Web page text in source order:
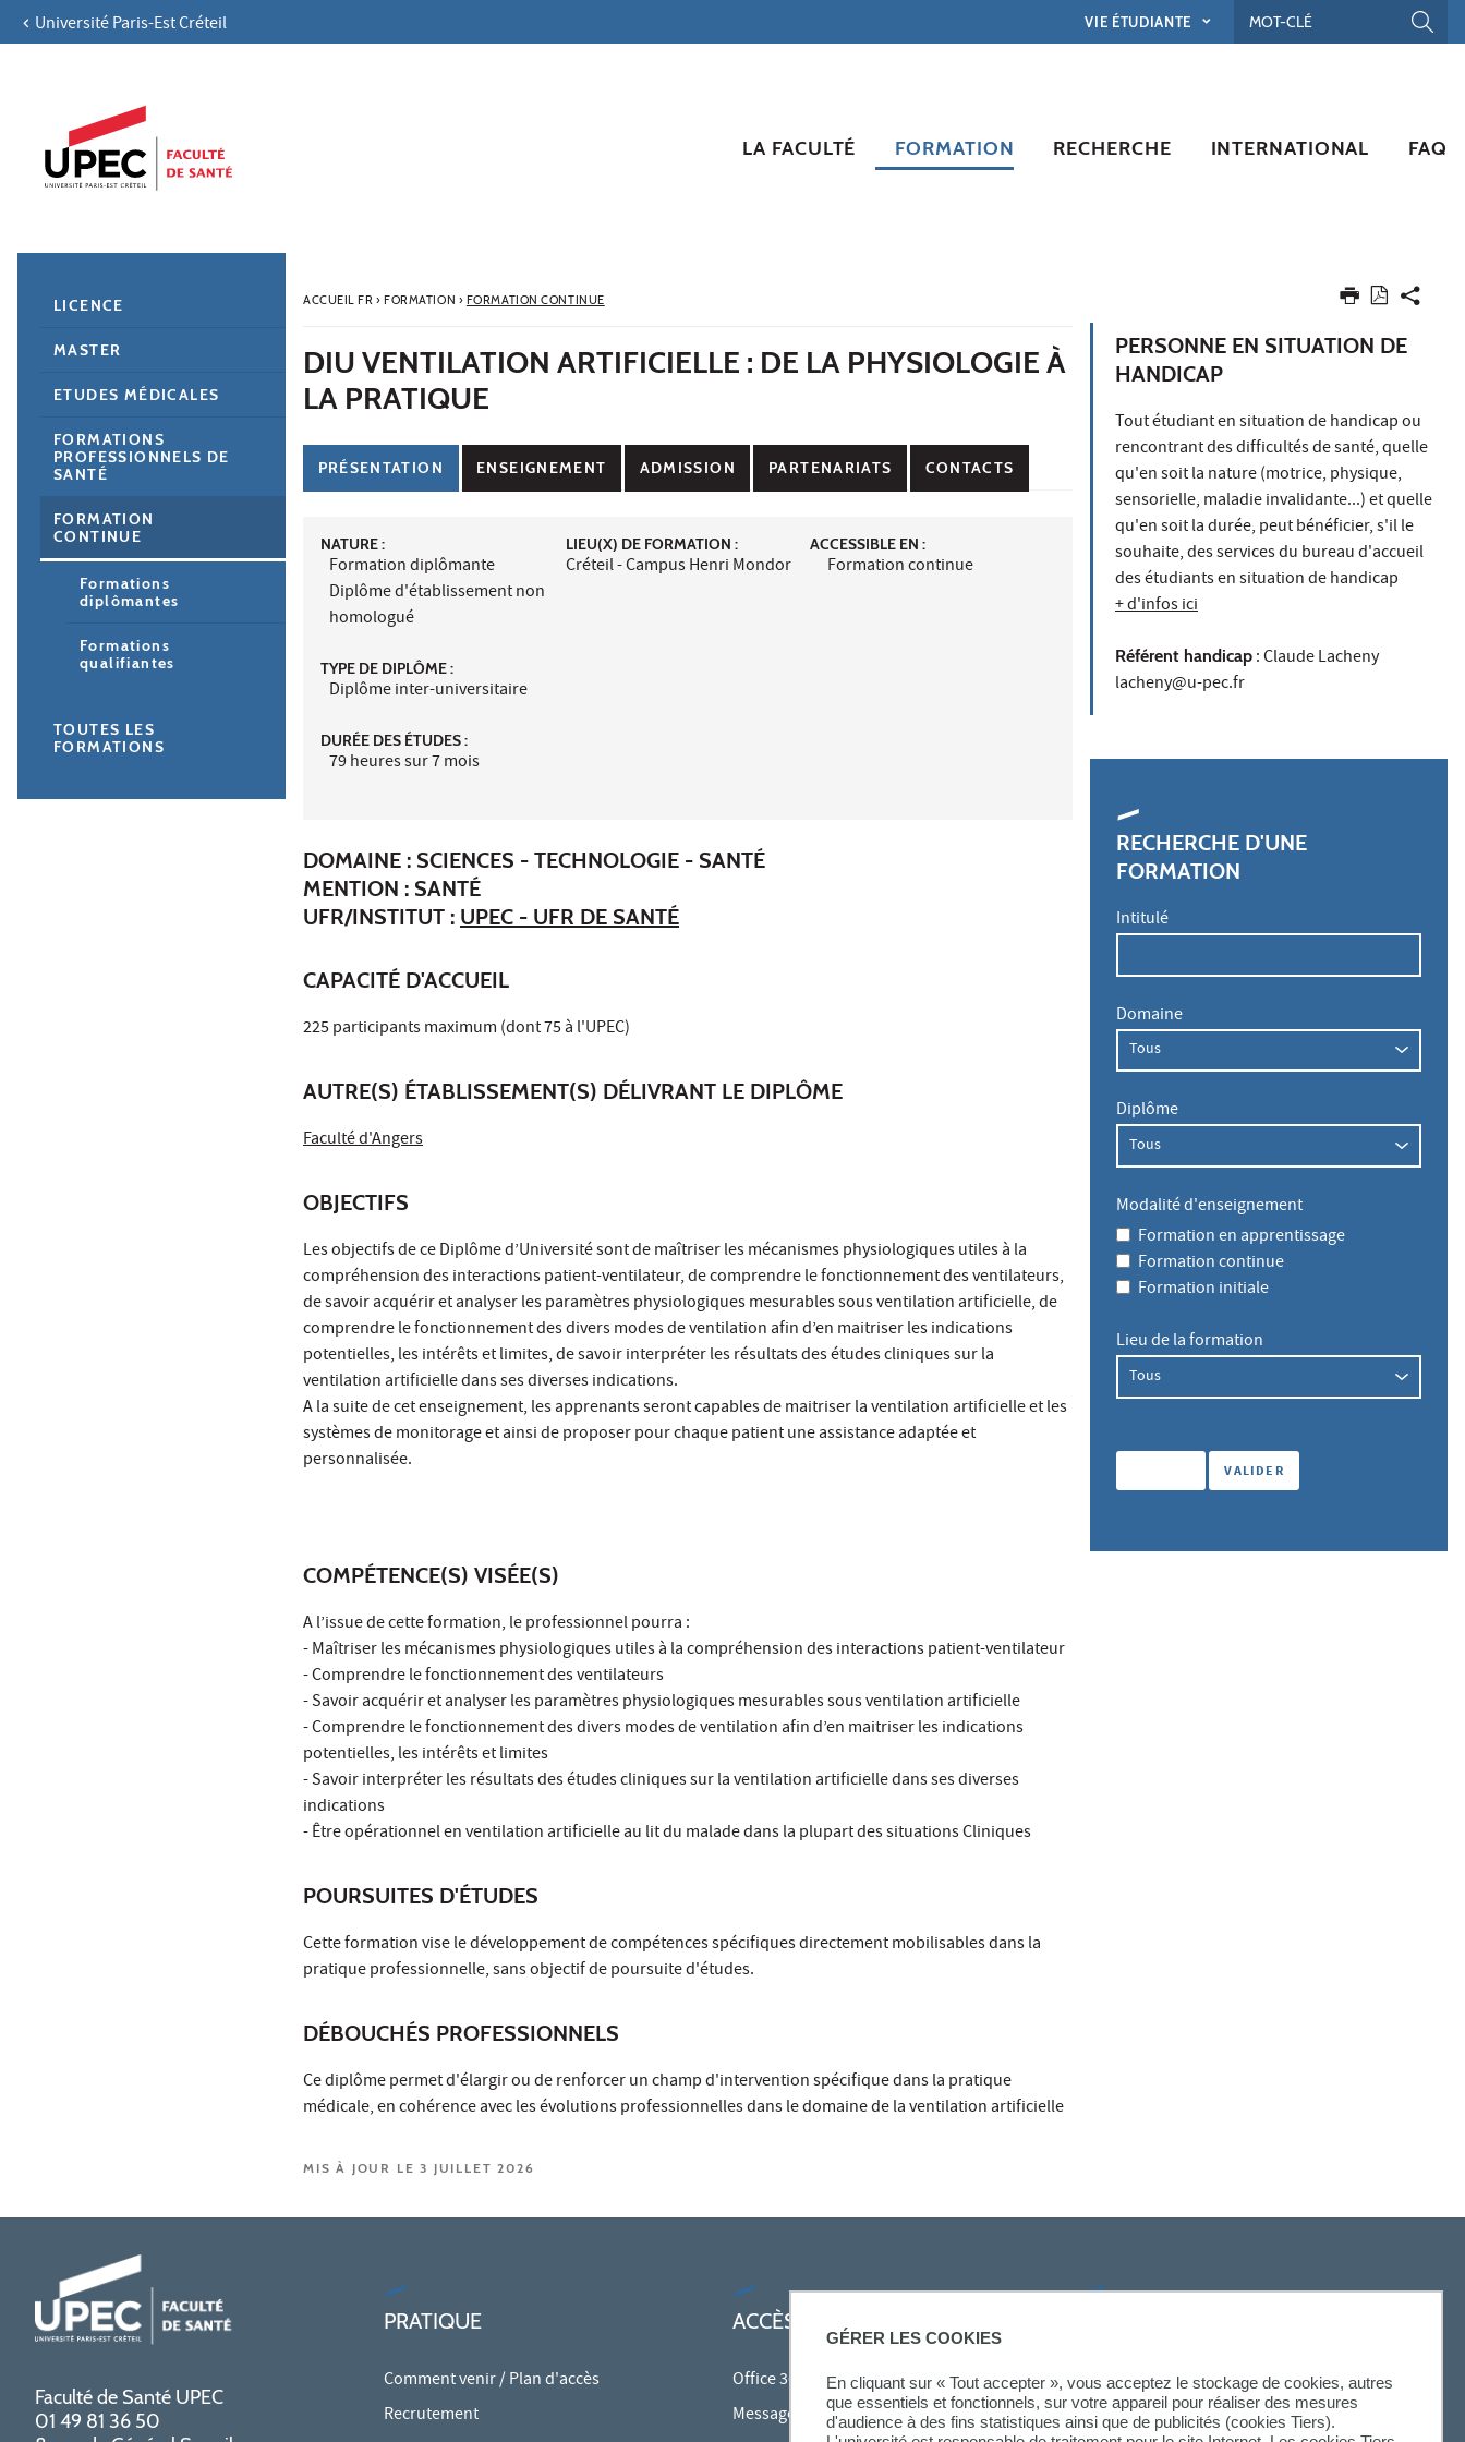
GÉRER LES COOKIES
En cliquant sur « Tout accepter », vous acceptez le stockage de cookies, autres
que essentiels et fonctionnels, sur votre appareil pour réaliser des mesures
d'audience à des fins statistiques ainsi que de publicités (cookies Tiers).
Aller au contenu
Navigation secondaire
Université Paris-Est Créteil VIE ÉTUDIANTE
LA FACULTÉ FORMATION RECHERCHE INTERNATIONAL FAQ
ACCUEIL FR› FORMATION › FORMATION CONTINUE
DIU VENTILATION ARTIFICIELLE : DE LA PHYSIOLOGIE À
LA PRATIQUE
PRÉSENTATION ENSEIGNEMENT ADMISSION PARTENARIATS CONTACTS
NATURE :
Formation diplômante
Diplôme d'établissement non
homologué
TYPE DE DIPLÔME :
Diplôme inter-universitaire
DURÉE DES ÉTUDES :
79 heures sur 7 mois
LIEU(X) DE FORMATION :
Créteil - Campus Henri Mondor
ACCESSIBLE EN :
Formation continue
DOMAINE : SCIENCES - TECHNOLOGIE - SANTÉ
MENTION : SANTÉ
UFR/INSTITUT : UPEC - UFR DE SANTÉ
CAPACITÉ D'ACCUEIL
225 participants maximum (dont 75 à l'UPEC)
AUTRE(S) ÉTABLISSEMENT(S) DÉLIVRANT LE DIPLÔME
Faculté d'Angers
OBJECTIFS
Les objectifs de ce Diplôme d’Université sont de maîtriser les mécanismes physiologiques utiles à la
compréhension des interactions patient-ventilateur, de comprendre le fonctionnement des ventilateurs,
de savoir acquérir et analyser les paramètres physiologiques mesurables sous ventilation artificielle, de
comprendre le fonctionnement des divers modes de ventilation afin d’en maitriser les indications
potentielles, les intérêts et limites, de savoir interpréter les résultats des études cliniques sur la
ventilation artificielle dans ses diverses indications.
A la suite de cet enseignement, les apprenants seront capables de maitriser la ventilation artificielle et les
systèmes de monitorage et ainsi de proposer pour chaque patient une assistance adaptée et
personnalisée.
COMPÉTENCE(S) VISÉE(S)
A l’issue de cette formation, le professionnel pourra :
- Maîtriser les mécanismes physiologiques utiles à la compréhension des interactions patient-ventilateur
- Comprendre le fonctionnement des ventilateurs
- Savoir acquérir et analyser les paramètres physiologiques mesurables sous ventilation artificielle
- Comprendre le fonctionnement des divers modes de ventilation afin d’en maitriser les indications
potentielles, les intérêts et limites
- Savoir interpréter les résultats des études cliniques sur la ventilation artificielle dans ses diverses
indications
- Être opérationnel en ventilation artificielle au lit du malade dans la plupart des situations Cliniques
POURSUITES D'ÉTUDES
Cette formation vise le développement de compétences spécifiques directement mobilisables dans la
pratique professionnelle, sans objectif de poursuite d'études.
DÉBOUCHÉS PROFESSIONNELS
Ce diplôme permet d'élargir ou de renforcer un champ d'intervention spécifique dans la pratique
médicale, en cohérence avec les évolutions professionnelles dans le domaine de la ventilation artificielle
MIS À JOUR LE 3 JUILLET 2026
PERSONNE EN SITUATION DE
HANDICAP
Tout étudiant en situation de handicap ou
rencontrant des difficultés de santé, quelle
qu'en soit la nature (motrice, physique,
sensorielle, maladie invalidante...) et quelle
qu'en soit la durée, peut bénéficier, s'il le
souhaite, des services du bureau d'accueil
des étudiants en situation de handicap
+ d'infos ici
Référent handicap : Claude Lacheny
lacheny@u-pec.fr
RECHERCHE D'UNE
FORMATION
Intitulé
Domaine
Diplôme
Modalité d'enseignement
Formation en apprentissage
Formation continue
Formation initiale
Lieu de la formation
LICENCE
MASTER
ETUDES MÉDICALES
FORMATIONS
PROFESSIONNELS DE
SANTÉ
FORMATION
CONTINUE
Formations
diplômantes
Formations
qualifiantes
TOUTES LES
FORMATIONS
Faculté de Santé UPEC
01 49 81 36 50
PRATIQUE
Comment venir / Plan d'accès
Recrutement
ACCÈS RAPIDES
Office 365
Messagerie des personnels